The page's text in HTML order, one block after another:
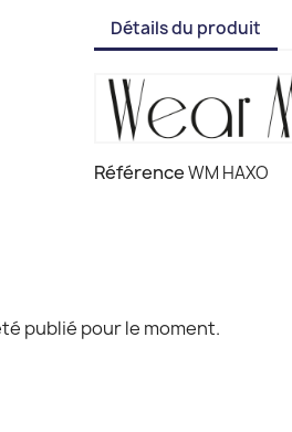
Détails du produit
RéférenceWM HAXO
publié pour le moment.